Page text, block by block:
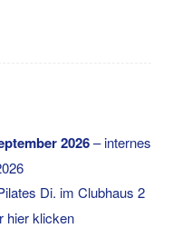
2026–internes
Di. im Clubhaus 2
hier klicken